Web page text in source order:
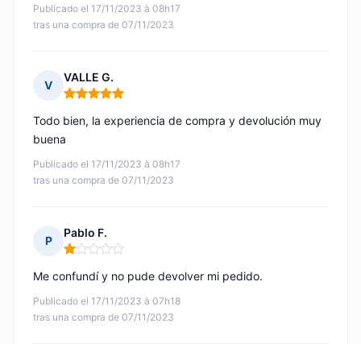
Publicado el 17/11/2023 à 08h17
tras una compra de 07/11/2023
V
VALLE G.
Nota: 5 de 5
Publicado el 17/11/2023 à 08h17
tras una compra de 07/11/2023
Todo bien, la experiencia de compra y devolución muy
buena
P
Pablo F.
Nota: 1 de 5
Publicado el 17/11/2023 à 07h18
tras una compra de 07/11/2023
Me confundí y no pude devolver mi pedido.